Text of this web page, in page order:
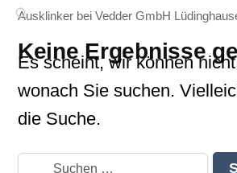
Ausklinker bei Vedder GmbH
Keine Ergebnisse
Es scheint, wir können
wonach Sie suchen.
die Suche.